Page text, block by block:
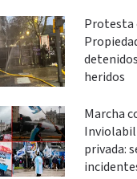
Protesta
heridos
Marcha
privada: